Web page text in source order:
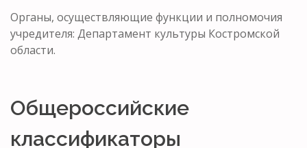
Органы, осуществляющие функции и полномочия
учредителя: Департамент культуры Костромской
области.
Общероссийские
классификаторы